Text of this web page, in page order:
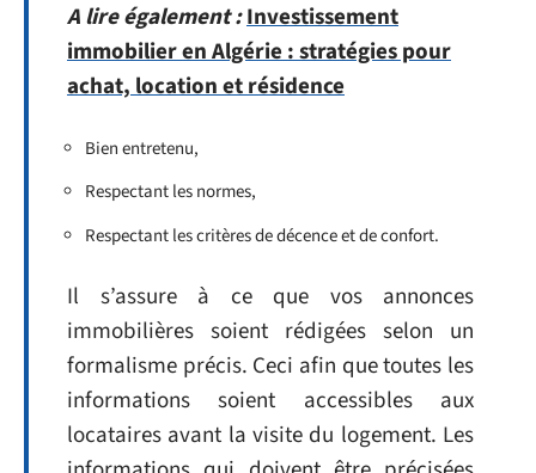
A lire également :Investissement
immobilier en Algérie : stratégies pour
achat, location et résidence
Bien entretenu,
Respectant les normes,
Respectant les critères de décence et de confort.
Il s’assure à ce que vos annonces
immobilières soient rédigées selon un
formalisme précis. Ceci afin que toutes les
informations soient accessibles aux
locataires avant la visite du logement. Les